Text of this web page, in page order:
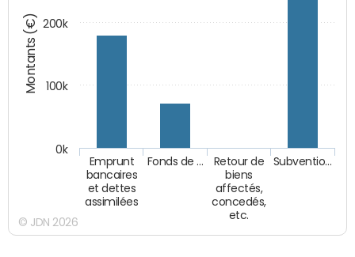
Montants (€)
Emprunt
bancaires
et dettes
assimilées
Fonds de …
Retour de
biens
affectés,
concedés,
etc.
Subventio…
0k
100k
200k
© JDN 2026